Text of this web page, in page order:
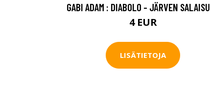
GABI ADAM : DIABOLO - JÄRVEN
4 EUR
LISÄTIETOJA